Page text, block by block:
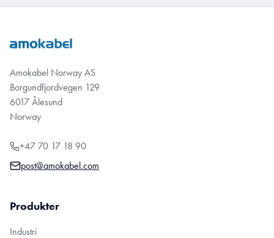
Amokabel Norway AS
Borgundfjordvegen 129
6017 Ålesund
Norway
+47 70 17 18 90
post@amokabel.com
Produkter
Industri